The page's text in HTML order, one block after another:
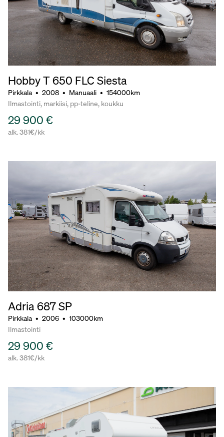
Hobby T 650 FLC Siesta
Pirkkala • 2008 • Manuaali • 154000km
Ilmastointi, markiisi, pp-teline, koukku
29 900 €
alk. 381€/kk
Adria 687 SP
Pirkkala • 2006 • 103000km
Ilmastointi
29 900 €
alk. 381€/kk